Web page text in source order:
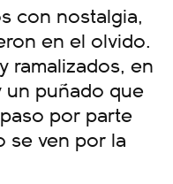
con nostalgia,
en el olvido.
ramalizados, en
puñado que
por parte
se ven por la